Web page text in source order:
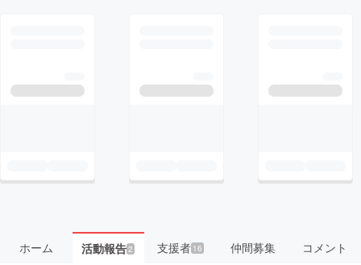
ホーム 活動報告2 支援者 16 仲間募集 コメント